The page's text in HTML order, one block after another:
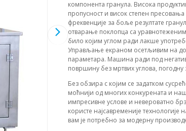
компонента гранула. Висока
пропусност и висок степен
фреквенције за боље резултате
отварање поклопца са
било којим углом ради лакше
Управљање екраном осетљивим на
параметара. Машина ради под
површину без мртвих углова,
Без обзира с којим се задатком
моћнији од многих конкурената и
импресивне услове и невероватно
користе најсавременије
вам је потребно за модерну